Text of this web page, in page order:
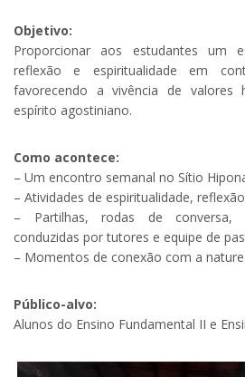
Objetivo:
Proporcionar aos estudantes um
reflexão e espiritualidade em
favorecendo a vivência de valores
espírito agostiniano.
Como acontece:
– Um encontro semanal no Sítio
– Atividades de espiritualidade,
– Partilhas, rodas de conversa,
conduzidas por tutores e equipe de
– Momentos de conexão com a
Público-alvo:
Alunos do Ensino Fundamental II e